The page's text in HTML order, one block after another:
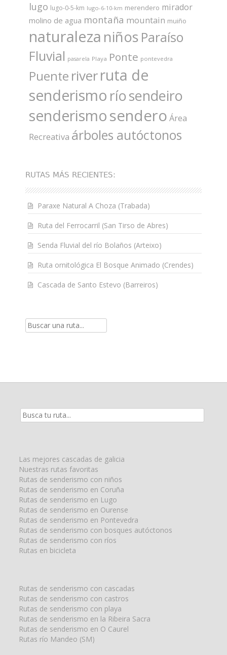
lugo lugo-0-5-km lugo-6-10-km merendero mirador
molino de agua montaña mountain muiño
naturaleza niños Paraíso
Fluvial pasarela Playa Ponte pontevedra
Puente riverruta de
senderismo ríosendeiro
senderismosendero Área
Recreativa árboles autóctonos
RUTAS MÁS RECIENTES:
Paraxe Natural A Choza (Trabada)
Ruta del Ferrocarril (San Tirso de Abres)
Senda Fluvial del río Bolaños (Arteixo)
Ruta ornitológica El Bosque Animado (Crendes)
Cascada de Santo Estevo (Barreiros)
Resultados
Las mejores cascadas de galicia
Nuestras rutas favoritas
Rutas de senderismo con niños
Rutas de senderismo en Coruña
Rutas de senderismo en Lugo
Rutas de senderismo en Ourense
Rutas de senderismo en Pontevedra
Rutas de senderismo con bosques autóctonos
Rutas de senderismo con ríos
Rutas en bicicleta
Rutas de senderismo con cascadas
Rutas de senderismo con castros
Rutas de senderismo con playa
Rutas de senderismo en la Ribeira Sacra
Rutas de senderismo en O Caurel
Rutas río Mandeo (SM)